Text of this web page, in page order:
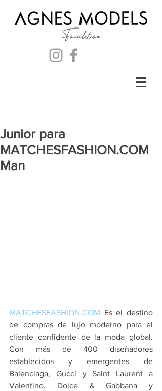
Junior para
MATCHESFASHION.COM
Man
MATCHESFASHION.COM Es el destino
de compras de lujo moderno para el
cliente confidente de la moda global.
Con más de 400 diseñadores
establecidos y emergentes de
Balenciaga, Gucci y Saint Laurent a
Valentino, Dolce & Gabbana y